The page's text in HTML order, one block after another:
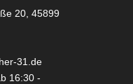
20, 45899
31.de
16:30 -